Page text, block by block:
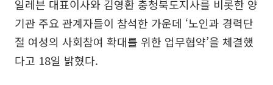
일레븐 대표이사와 김영환 충청북도지사를 비롯한 양
기관 주요 관계자들이 참석한 가운데 ‘노인과 경력단
절 여성의 사회참여 확대를 위한 업무협약’을 체결했
다고 18일 밝혔다.